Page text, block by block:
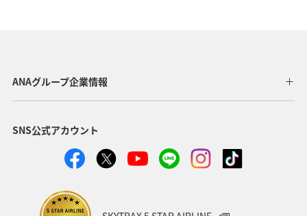
マイルを貯める ANA CA's Note ワーケーション
マアジ 関東・甲信越地方
お祭り・イベント ワカサギ 鹿児島県
フォトジェニックな写真を撮る
ANAグループ企業情報
SNS公式アカウント